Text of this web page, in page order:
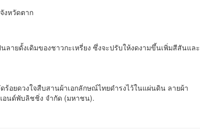
งหวัดตาก
ายดั้งเดิมของชาวกะเหรี่ยง ซึ่งจะปรับให้งดงามขึ้นเพิ่มสีสันและ
อยดวงใจสืบสานผ้าเอกลักษณ์ไทยดำรงไว้ในแผ่นดิน ลายผ้า
อนด์พับลิชชิ่ง จำกัด (มหาชน).